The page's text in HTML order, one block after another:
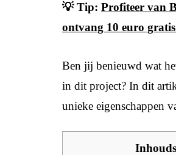
💡 Tip: Profiteer van
ontvang 10 euro
Ben jij benieuwd wat
in dit project? In dit
unieke eigenschappen